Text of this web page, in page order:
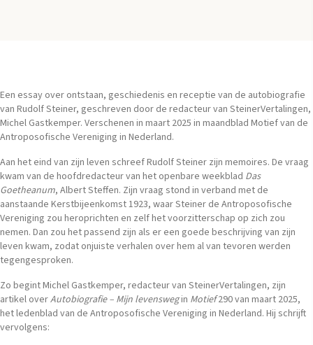
Een essay over ontstaan, geschiedenis en receptie van de autobiografie
van Rudolf Steiner, geschreven door de redacteur van SteinerVertalingen,
Michel Gastkemper. Verschenen in maart 2025 in maandblad Motief van de
Antroposofische Vereniging in Nederland.
Aan het eind van zijn leven schreef Rudolf Steiner zijn memoi­res. De vraag
kwam van de hoofdredacteur van het openbare weekblad Das
Goetheanum, Albert Steffen. Zijn vraag stond in verband met de
aanstaande Kerstbijeenkomst 1923, waar Stei­ner de Antroposofische
Vereniging zou heroprichten en zelf het voorzitterschap op zich zou
nemen. Dan zou het passend zijn als er een goede beschrijving van zijn
leven kwam, zodat onjuiste verhalen over hem al van tevoren werden
tegengesproken.
Zo begint Michel Gastkemper, redacteur van SteinerVertalingen, zijn
artikel overAutobiografie – Mijn levenswegin Motief290 van maart 2025,
het ledenblad van de Antroposofische Vereniging in Nederland. Hij schrijft
vervolgens: